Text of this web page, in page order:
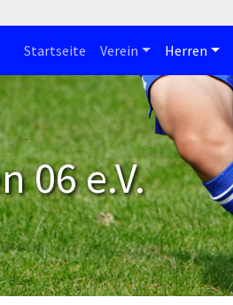
Startseite Verein Herren
06 e.V.